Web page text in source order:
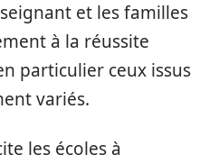
et les familles
à la réussite
particulier ceux issus
variés.
les écoles à